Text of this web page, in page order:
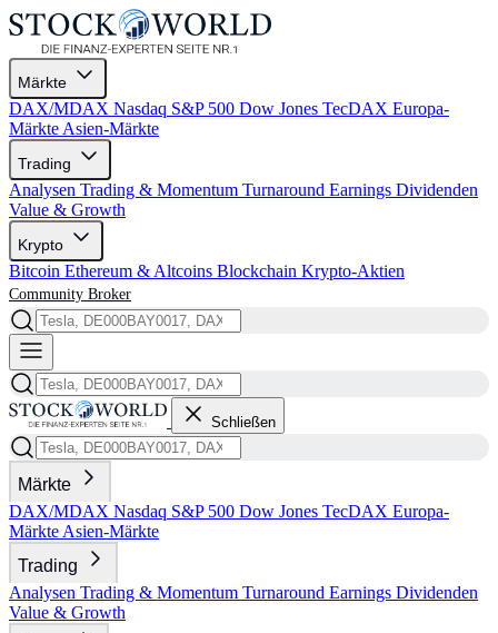
Märkte
DAX/MDAX Nasdaq S&P 500 Dow Jones TecDAX Europa-
Märkte Asien-Märkte
Trading
Analysen Trading & Momentum Turnaround Earnings Dividenden
Value & Growth
Krypto
Bitcoin Ethereum & Altcoins Blockchain Krypto-Aktien
Community Broker
Schließen
Märkte
DAX/MDAX Nasdaq S&P 500 Dow Jones TecDAX Europa-
Märkte Asien-Märkte
Trading
Analysen Trading & Momentum Turnaround Earnings Dividenden
Value & Growth